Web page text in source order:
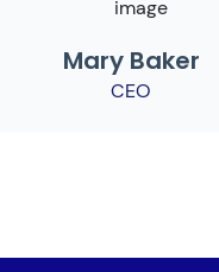
Mary Baker
CEO